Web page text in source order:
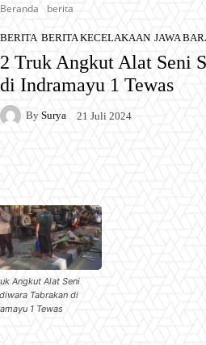
Beranda berita
BERITA BERITA KECELAKAAN JAWA
2 Truk Angkut Alat Seni
di Indramayu 1 Tewas
By Surya 21 Juli 2024
Angkut Alat Seni
Tabrakan di
1 Tewas